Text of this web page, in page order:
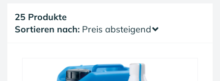
25 Produkte
Sortieren nach: Preis absteigend